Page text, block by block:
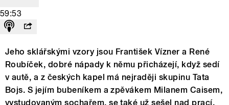
59:53
Jeho sklářskými vzory jsou František Vízner a René
Roubíček, dobré nápady k němu přicházejí, když sedí
v autě, a z českých kapel má nejraději skupinu Tata
Bojs. S jejím bubeníkem a zpěvákem Milanem Caisem,
vystudovaným sochařem, se také už sešel nad prací.